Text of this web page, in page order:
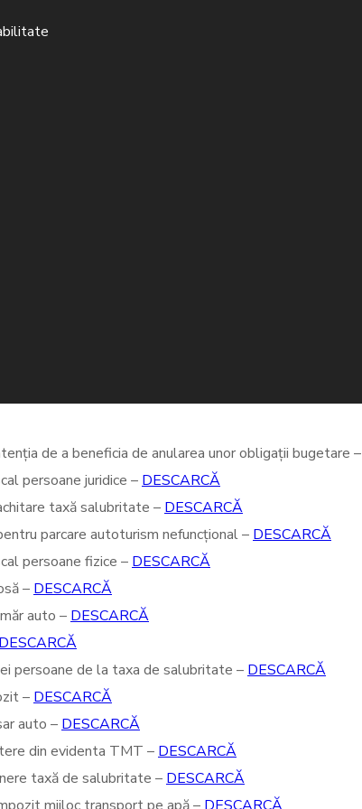
de a beneficia de anularea unor obligații bugetare –
persoane juridice – DESCARCĂ
taxă salubritate – DESCARCĂ
parcare autoturism nefuncțional – DESCARCĂ
persoane fizice – DESCARCĂ
– DESCARCĂ
auto – DESCARCĂ
DESCARCĂ
persoane de la taxa de salubritate – DESCARCĂ
– DESCARCĂ
auto – DESCARCĂ
din evidenta TMT – DESCARCĂ
taxă de salubritate – DESCARCĂ